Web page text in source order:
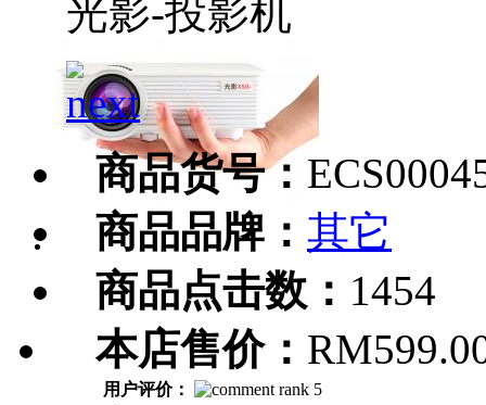
光影-投影机
商品货号：
商品品牌： 其它
商品点击数： 1454
本店售价：
用户评价：